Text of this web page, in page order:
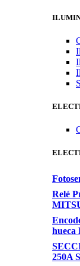
Relé
hueca
250A